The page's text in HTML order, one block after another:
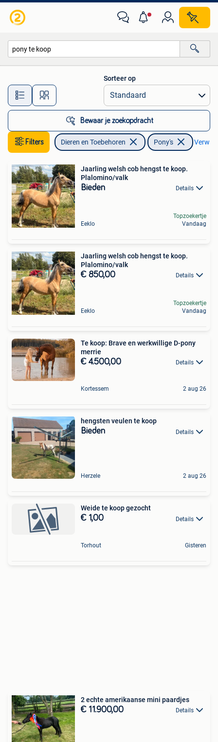
Alle afstanden…
Sorteer op
Bewaar je zoekopdracht
Filters Dieren en Toebehoren Pony's
Jaarling welsh cob hengst te koop.
Plalomino/valk
Bieden Details
Eeklo
Topzoekertje
Vandaag
Jaarling welsh cob hengst te koop.
Plalomino/valk
€ 850,00 Details
Eeklo
Topzoekertje
Vandaag
Te koop: Brave en werkwillige D-pony
merrie
€ 4.500,00 Details
Kortessem 2 aug 26
hengsten veulen te koop
Bieden Details
Herzele 2 aug 26
Weide te koop gezocht
€ 1,00 Details
Torhout Gisteren
2 echte amerikaanse mini paardjes
€ 11.900,00 Details